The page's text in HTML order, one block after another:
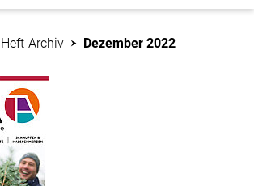
Heft-Archiv Dezember 2022